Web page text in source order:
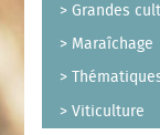
Grandes
Maraîchage
Viticulture